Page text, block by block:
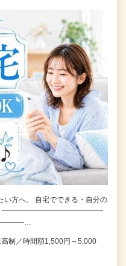
い方へ。 自宅でできる・自分の
し！ ━━━━━━━━━━━━━━
制／時間額1,500円～5,000